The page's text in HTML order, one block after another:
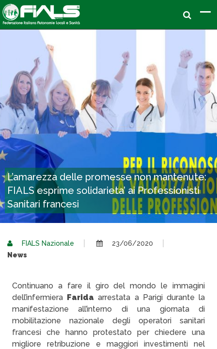
L’amarezza delle promesse non mantenute:
FIALS esprime solidarieta’ ai Professionisti
Sanitari francesi
FIALS Nazionale
23/06/2020
News
Continuano a fare il giro del mondo le immagini
dell’infermiera Farida arrestata a Parigi durante la
manifestazione all’interno di una giornata di
mobilitazione nazionale degli operatori sanitari
francesi che hanno protestato per chiedere una
migliore retribuzione e maggiori investimenti nel